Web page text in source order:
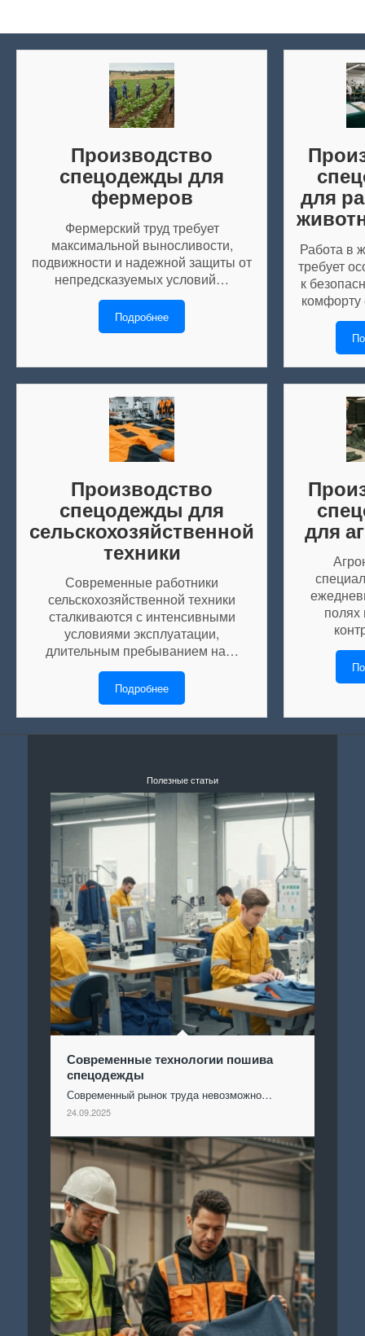
Производство
спецодежды для
фермеров
Фермерский труд требует
максимальной выносливости,
подвижности и надежной защиты от
непредсказуемых условий…
Подробнее
для
Работа в
требует
к
Производство
спецодежды для
сельскохозяйственной
техники
Современные работники
сельскохозяйственной техники
сталкиваются с интенсивными
условиями эксплуатации,
длительным пребыванием на…
Подробнее
для
полях
Полезные статьи
Современные технологии пошива
спецодежды
Современный рынок труда невозможно…
24.09.2025